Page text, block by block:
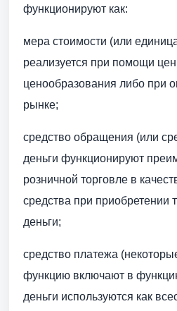
функционируют как:
мера стоимости (или
реализуется при помощи
ценообразования либо при
рынке;
средство обращения (или
деньги функционируют
розничной торговле в
средства при приобретении
деньги;
средство платежа
функцию включают в
деньги используются как